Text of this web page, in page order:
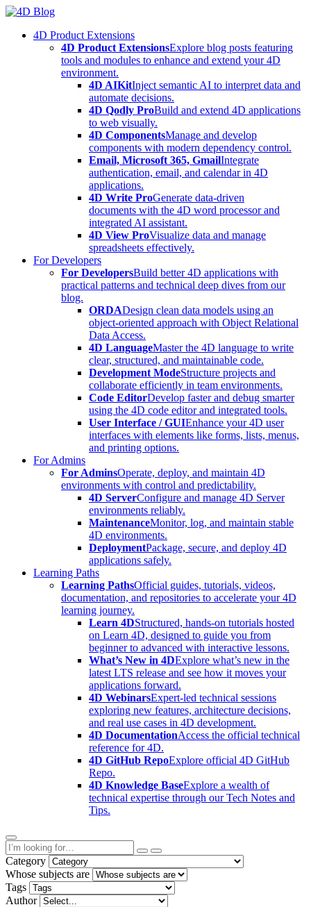
Skip
content4D Product Extensions
4D Product ExtensionsExplore blog posts featuring
tools and modules to enhance and extend your 4D
environment.
4D AIKitInject semantic AI to interpret data and
automate decisions.
4D Qodly ProBuild and extend 4D applications
to web visually.
4D ComponentsManage and develop
components with modern dependency control.
Email, Microsoft 365, GmailIntegrate
authentication, email, and calendar in 4D
applications.
4D Write ProGenerate data-driven
documents with the 4D word processor and
integrated AI assistant.
4D View ProVisualize data and manage
spreadsheets effectively.
For Developers
For DevelopersBuild better 4D applications with
practical patterns and technical deep dives from our
blog.
ORDADesign clean data models using an
object-oriented approach with Object Relational
Data Access.
4D LanguageMaster the 4D language to write
clear, structured, and maintainable code.
Development ModeStructure projects and
collaborate efficiently in team environments.
Code EditorDevelop faster and debug smarter
using the 4D code editor and integrated tools.
User Interface / GUIEnhance your 4D user
interfaces with elements like forms, lists, menus,
and printing options.
For Admins
For AdminsOperate, deploy, and maintain 4D
environments with control and predictability.
4D ServerConfigure and manage 4D Server
environments reliably.
MaintenanceMonitor, log, and maintain stable
4D environments.
DeploymentPackage, secure, and deploy 4D
applications safely.
Learning Paths
Learning PathsOfficial guides, tutorials, videos,
documentation, and repositories to accelerate your 4D
learning journey.
Learn 4DStructured, hands-on tutorials hosted
on Learn 4D, designed to guide you from
beginner to advanced with interactive lessons.
What’s New in 4DExplore what’s new in the
latest LTS release and see how it moves your
applications forward.
4D WebinarsExpert-led technical sessions
exploring new features, architecture decisions,
and real use cases in 4D development.
4D DocumentationAccess the official technical
reference for 4D.
4D GitHub RepoExplore official 4D GitHub
Repo.
4D Knowledge BaseExplore a wealth of
technical expertise through our Tech Notes and
Tips.
Category
Whose subjects are
Tags
Author